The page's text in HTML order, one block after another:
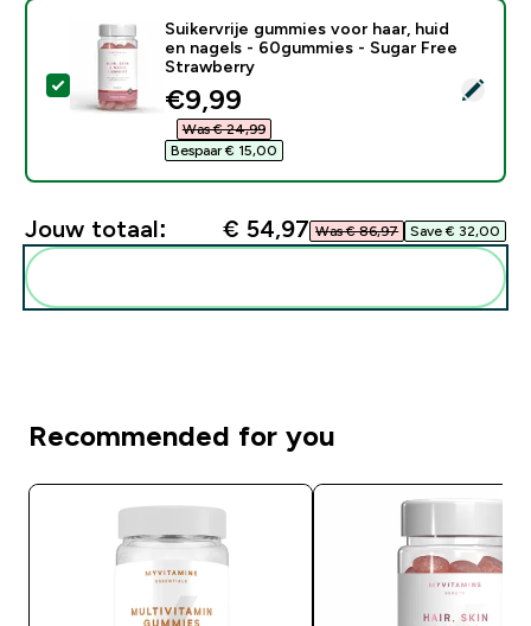
Selecteer dit product - Suikervrije gummies voor
Suikervrije gummies voor haar, huid
en nagels - 60gummies - Sugar Free
Strawberry
discounted price
€9,99‎
Was € 24,99‎
Bespaar € 15,00‎
Jouw totaal: € 54,97‎ Was € 86,97‎ Save € 32,00‎
Recommended for you